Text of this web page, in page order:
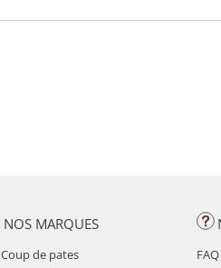
NOS MARQUES
Coup de pates
FAQ